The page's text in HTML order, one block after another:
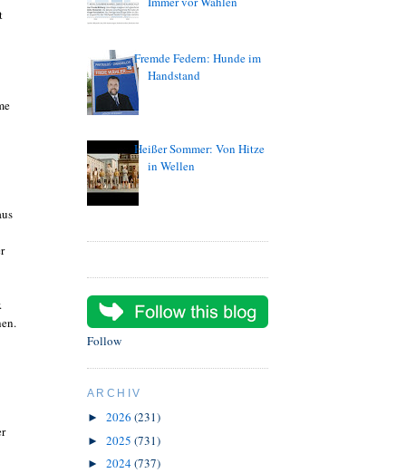
Fremde Federn: Hunde im
Handstand
Heißer Sommer: Von Hitze
in Wellen
Follow
ARCHIV
► 2026 (231)
► 2025 (731)
► 2024(737)